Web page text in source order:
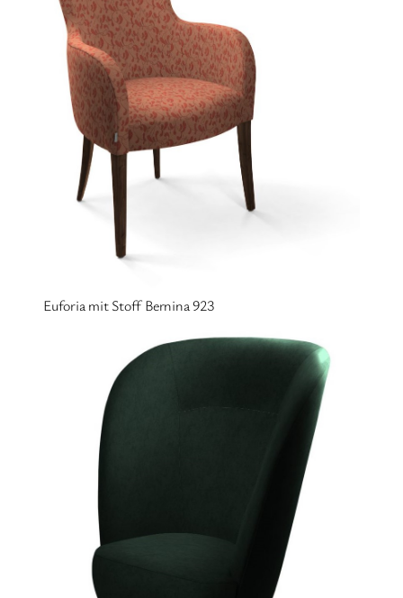
Euforia mit Stoff Bernina 923